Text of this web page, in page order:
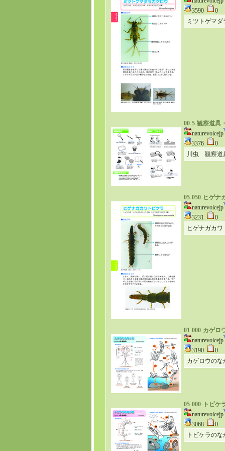
3590
0
ミツトゲマ
00-5-観察道具
naturevoicejp
3376
0
川虫 観察道
05-050-ヒゲナ
naturevoicejp
3231
0
ヒゲナガカワ
01-000-カゲ
naturevoicejp
3190
0
カゲロウの
05-000-トビ
naturevoicejp
3068
0
トビケラの